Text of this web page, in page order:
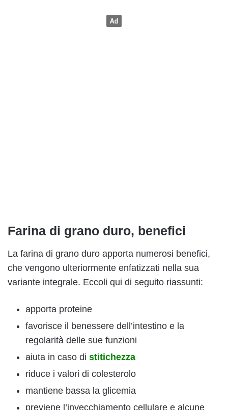
Farina di grano duro, benefici
La farina di grano duro apporta numerosi benefici,
che vengono ulteriormente enfatizzati nella sua
variante integrale. Eccoli qui di seguito riassunti:
apporta proteine
favorisce il benessere dell’intestino e la
regolarità delle sue funzioni
aiuta in caso di stitichezza
riduce i valori di colesterolo
mantiene bassa la glicemia
previene l’invecchiamento cellulare e alcune